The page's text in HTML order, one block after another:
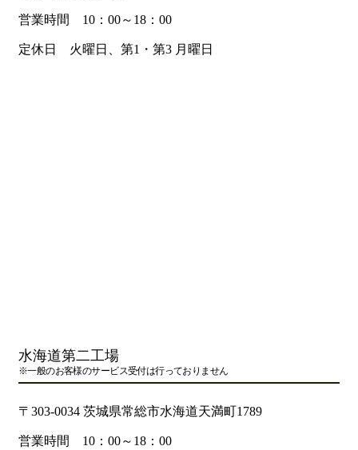
営業時間 10：00～18：00
定休日 火曜日、第1・第3 月曜日
水海道第二工場
※一般のお客様のサービス受付は行っておりません
〒303-0034 茨城県常総市水海道天満町1789
営業時間 10：00～18：00